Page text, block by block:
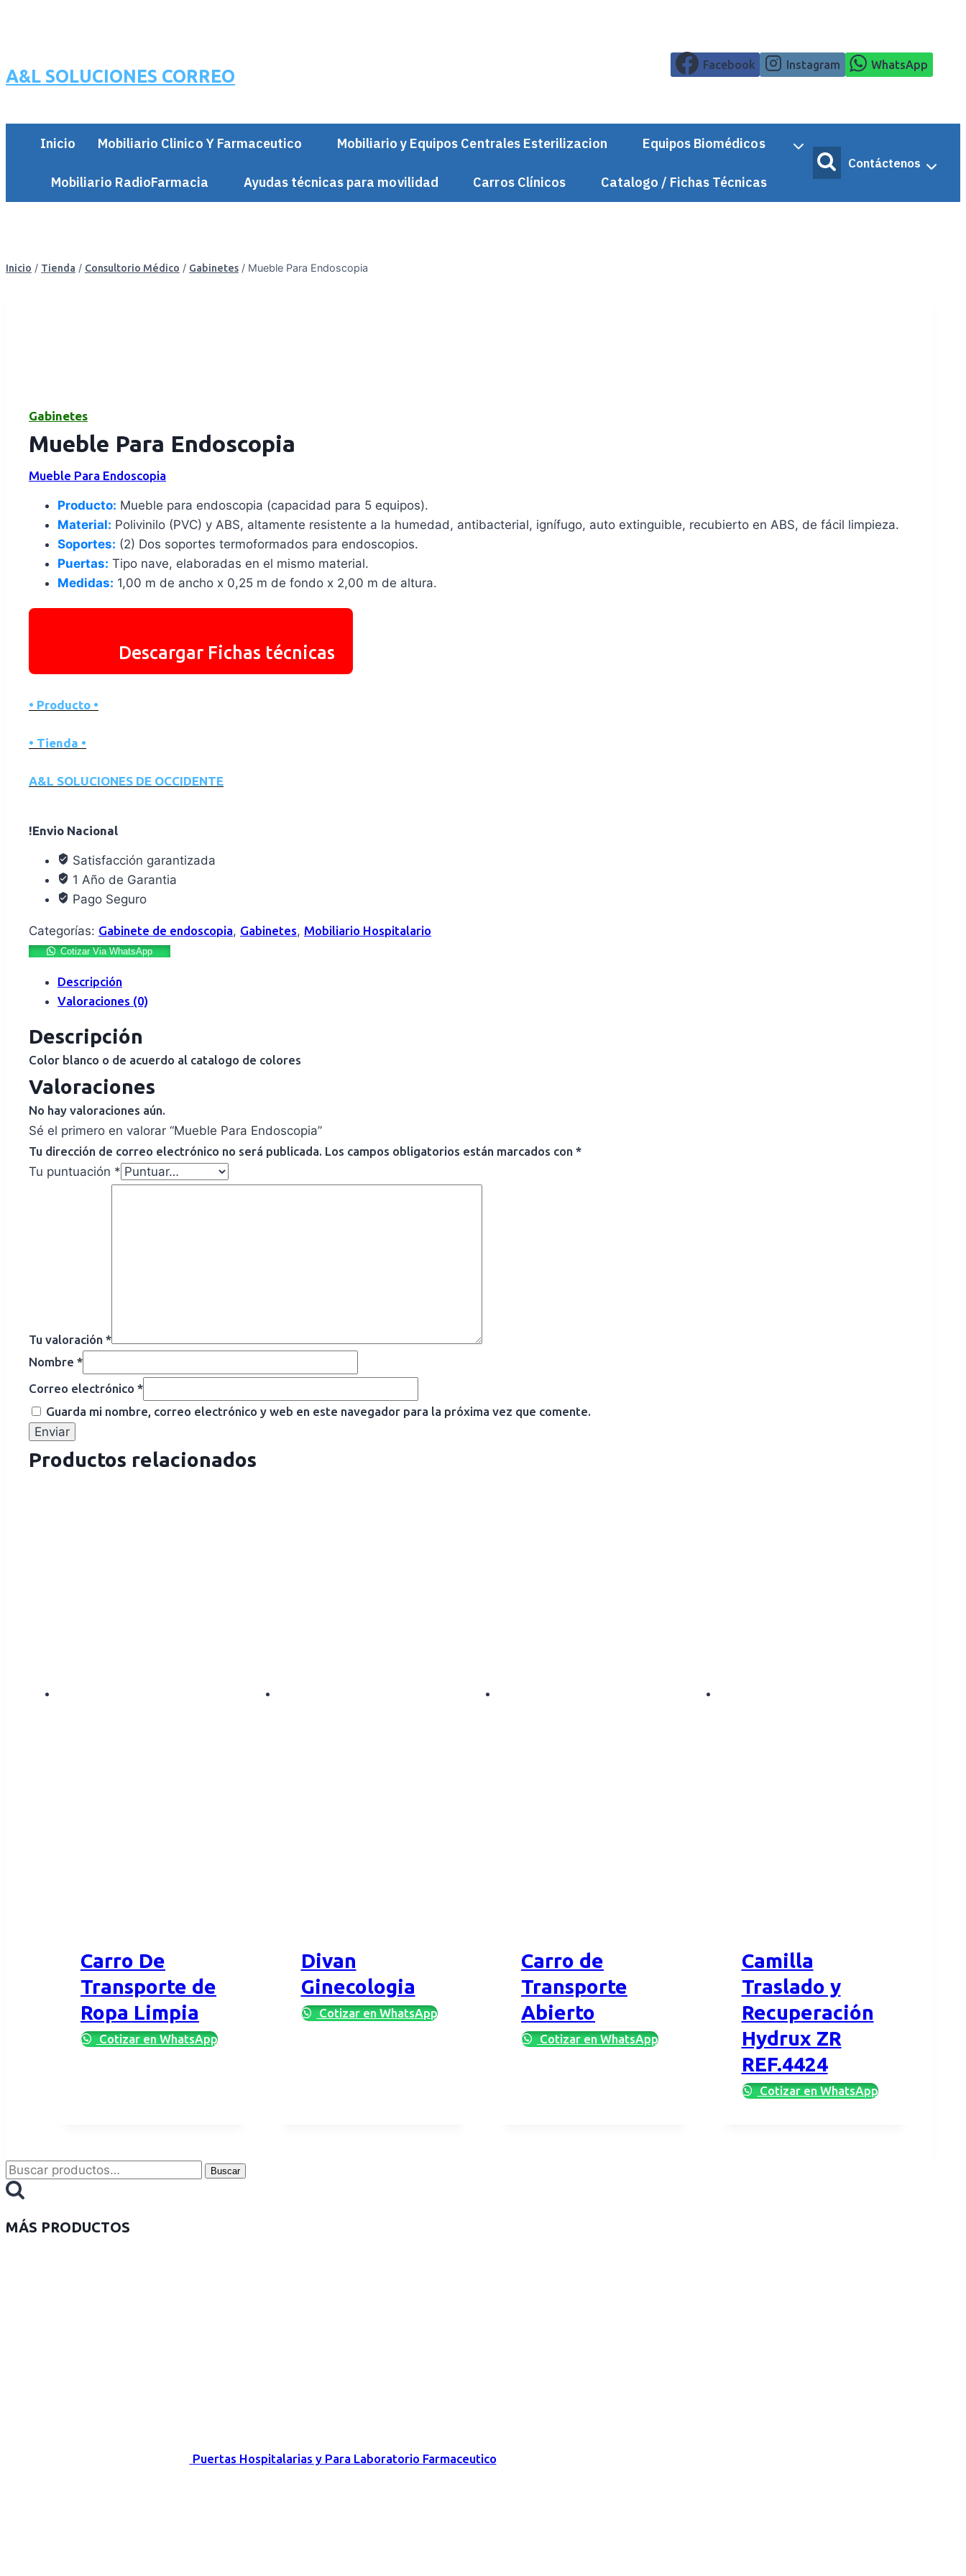
A&L SOLUCIONES CORREO
Facebook Instagram WhatsApp
Inicio Mobiliario Clinico Y Farmaceutico Mobiliario y Equipos Centrales Esterilizacion Equipos Biomédicos
Mobiliario RadioFarmacia Ayudas técnicas para movilidad Carros Clínicos Catalogo / Fichas Técnicas
Contáctenos
Inicio / Tienda / Consultorio Médico / Gabinetes / Mueble Para Endoscopia
Gabinetes
Mueble Para Endoscopia
Mueble Para Endoscopia
Producto: Mueble para endoscopia (capacidad para 5 equipos).
Material: Polivinilo (PVC) y ABS, altamente resistente a la humedad, antibacterial, ignífugo, auto extinguible, recubierto en ABS, de fácil limpieza.
Soportes: (2) Dos soportes termoformados para endoscopios.
Puertas: Tipo nave, elaboradas en el mismo material.
Medidas: 1,00 m de ancho x 0,25 m de fondo x 2,00 m de altura.
Descargar Fichas técnicas
• Producto •
• Tienda •
A&L SOLUCIONES DE OCCIDENTE
!Envio Nacional
Satisfacción garantizada
1 Año de Garantia
Pago Seguro
Categorías: Gabinete de endoscopia, Gabinetes, Mobiliario Hospitalario
Cotizar Via WhatsApp
Descripción
Valoraciones (0)
Descripción
Color blanco o de acuerdo al catalogo de colores
Valoraciones
No hay valoraciones aún.
Sé el primero en valorar “Mueble Para Endoscopia”
Tu dirección de correo electrónico no será publicada. Los campos obligatorios están marcados con *
Tu puntuación *
Tu valoración *
Nombre *
Correo electrónico *
Guarda mi nombre, correo electrónico y web en este navegador para la próxima vez que comente.
Productos relacionados
Carro De
Transporte de
Ropa Limpia
Cotizar en WhatsApp
Divan
Ginecologia
Cotizar en WhatsApp
Carro de
Transporte
Abierto
Cotizar en WhatsApp
Camilla
Traslado y
Recuperación
Hydrux ZR
REF.4424
Cotizar en WhatsApp
Buscar
MÁS PRODUCTOS
Puertas Hospitalarias y Para Laboratorio Farmaceutico